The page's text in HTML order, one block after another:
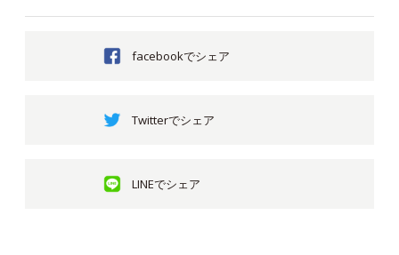
facebookでシェア
Twitterでシェア
LINEでシェア